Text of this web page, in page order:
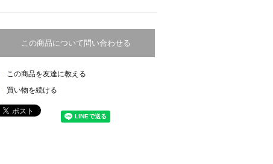
この商品について問い合わせる
この商品を友達に教える
買い物を続ける